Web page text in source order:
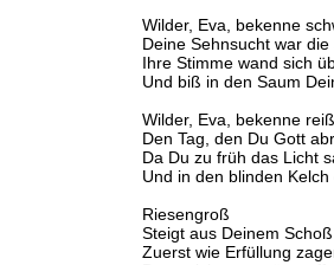
Wilder, Eva, bekenne
Deine Sehnsucht war die
Ihre Stimme wand sich
Und biß in den Saum
Wilder, Eva, bekenne
Den Tag, den Du Gott
Da Du zu früh das Licht
Und in den blinden Kelch
Riesengroß
Steigt aus Deinem Schoß
Zuerst wie Erfüllung